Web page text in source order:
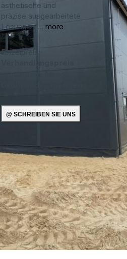
ästhetische und
präzise ausgearbeitete
Lösungen ... more
Einzelpreis: